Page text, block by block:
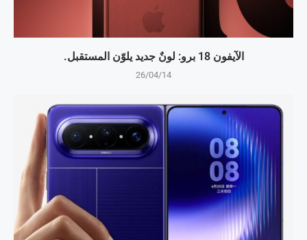
الآيفون 18 برو: لونٌ جديد يلوّن المستقبل.
26/04/14